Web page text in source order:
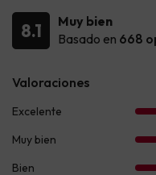
8.1
Muy bien
Basado en 668